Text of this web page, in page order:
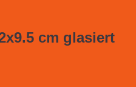
cm glasiert